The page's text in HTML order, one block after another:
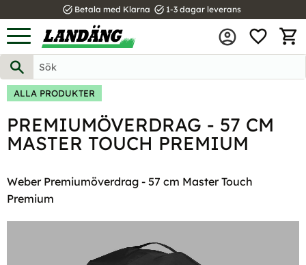
Meny
task_alt Betala med Klarna task_alt 1-3 dagar leverans
ALLA PRODUKTER
PREMIUMÖVERDRAG - 57 CM
MASTER TOUCH PREMIUM
Weber Premiumöverdrag - 57 cm Master Touch
Premium